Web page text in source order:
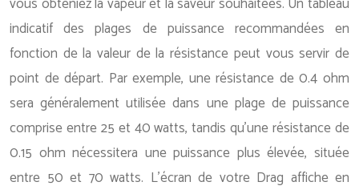
indicatif des plages de puissance recommandées en
fonction de la valeur de la résistance peut vous servir de
point de départ. Par exemple, une résistance de 0.4 ohm
sera généralement utilisée dans une plage de puissance
comprise entre 25 et 40 watts, tandis qu’une résistance de
0.15 ohm nécessitera une puissance plus élevée, située
entre 50 et 70 watts. L’écran de votre Drag affiche en